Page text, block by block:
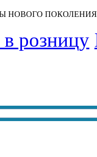
НОВОГО
розницу